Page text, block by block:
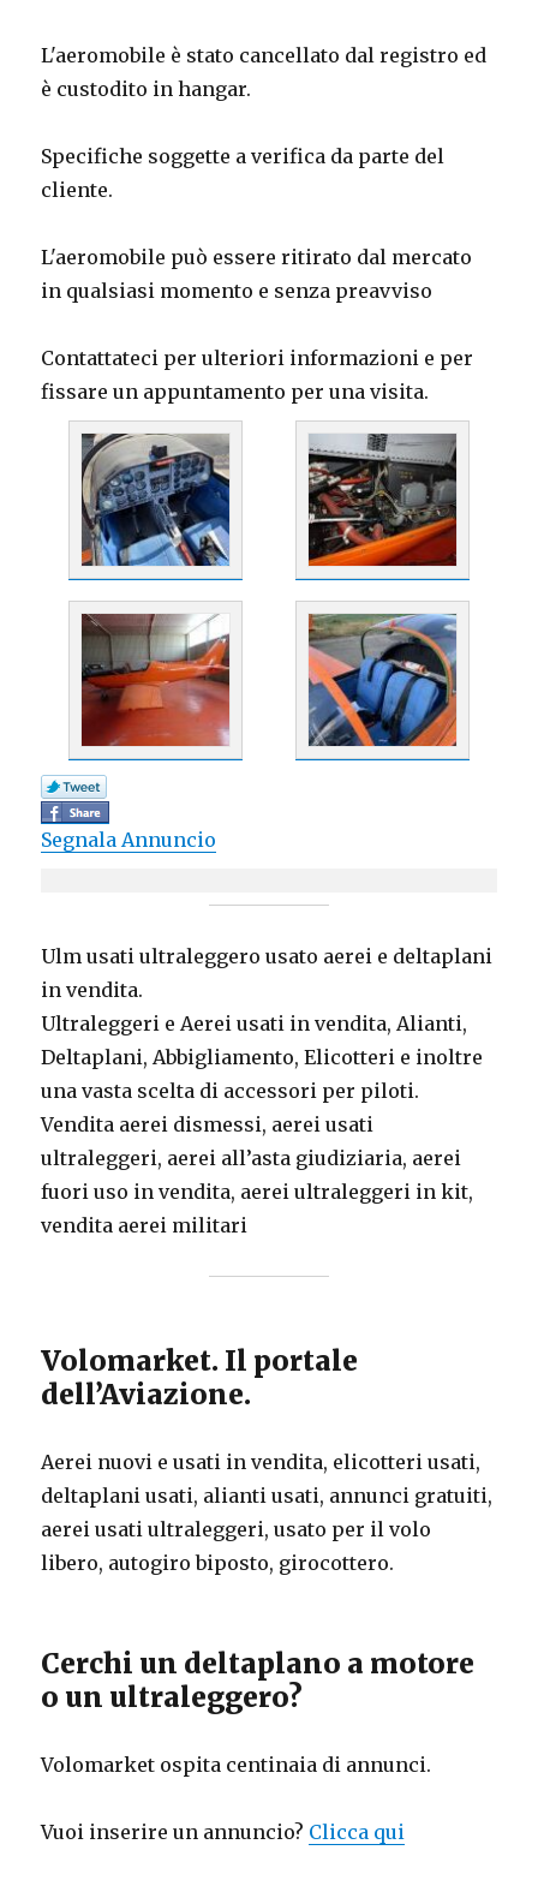
L'aeromobile è stato cancellato dal registro ed
è custodito in hangar.
Specifiche soggette a verifica da parte del
cliente.
L'aeromobile può essere ritirato dal mercato
in qualsiasi momento e senza preavviso
Contattateci per ulteriori informazioni e per
fissare un appuntamento per una visita.
Segnala Annuncio
Ulm usati ultraleggero usato aerei e deltaplani
in vendita.
Ultraleggeri e Aerei usati in vendita, Alianti,
Deltaplani, Abbigliamento, Elicotteri e inoltre
una vasta scelta di accessori per piloti.
Vendita aerei dismessi, aerei usati
ultraleggeri, aerei all’asta giudiziaria, aerei
fuori uso in vendita, aerei ultraleggeri in kit,
vendita aerei militari
Volomarket. Il portale
dell’Aviazione.
Aerei nuovi e usati in vendita, elicotteri usati,
deltaplani usati, alianti usati, annunci gratuiti,
aerei usati ultraleggeri, usato per il volo
libero, autogiro biposto, girocottero.
Cerchi un deltaplano a motore
o un ultraleggero?
Volomarket ospita centinaia di annunci.
Vuoi inserire un annuncio? Clicca qui